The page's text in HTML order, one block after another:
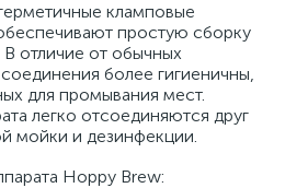
кламповые
простую сборку
отличие от обычных
более гигиеничны,
для промывания мест.
легко отсоединяются друг
мойки и дезинфекции.
Hoppy Brew: